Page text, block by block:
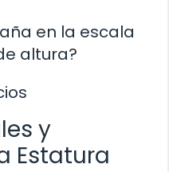
en la escala
altura?
y
Estatura